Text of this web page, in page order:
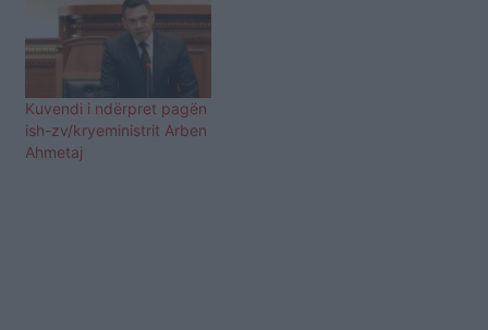
Kuvendi i ndërpret pagën
ish-zv/kryeministrit Arben
Ahmetaj